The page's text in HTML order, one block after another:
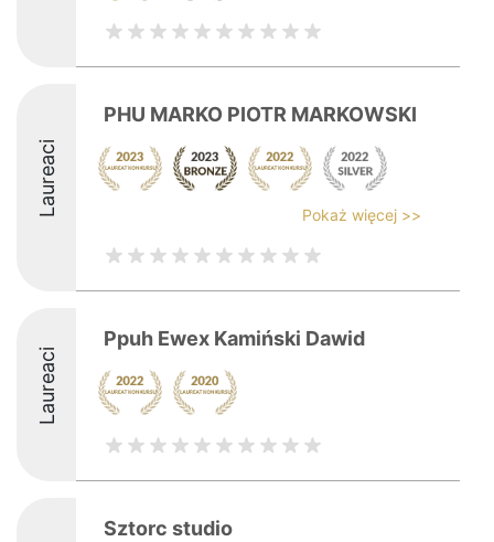
Laureaci
PHU MARKO PIOTR MARKOWSKI
Pokaż więcej >>
Laureaci
Ppuh Ewex Kamiński Dawid
Sztorc studio